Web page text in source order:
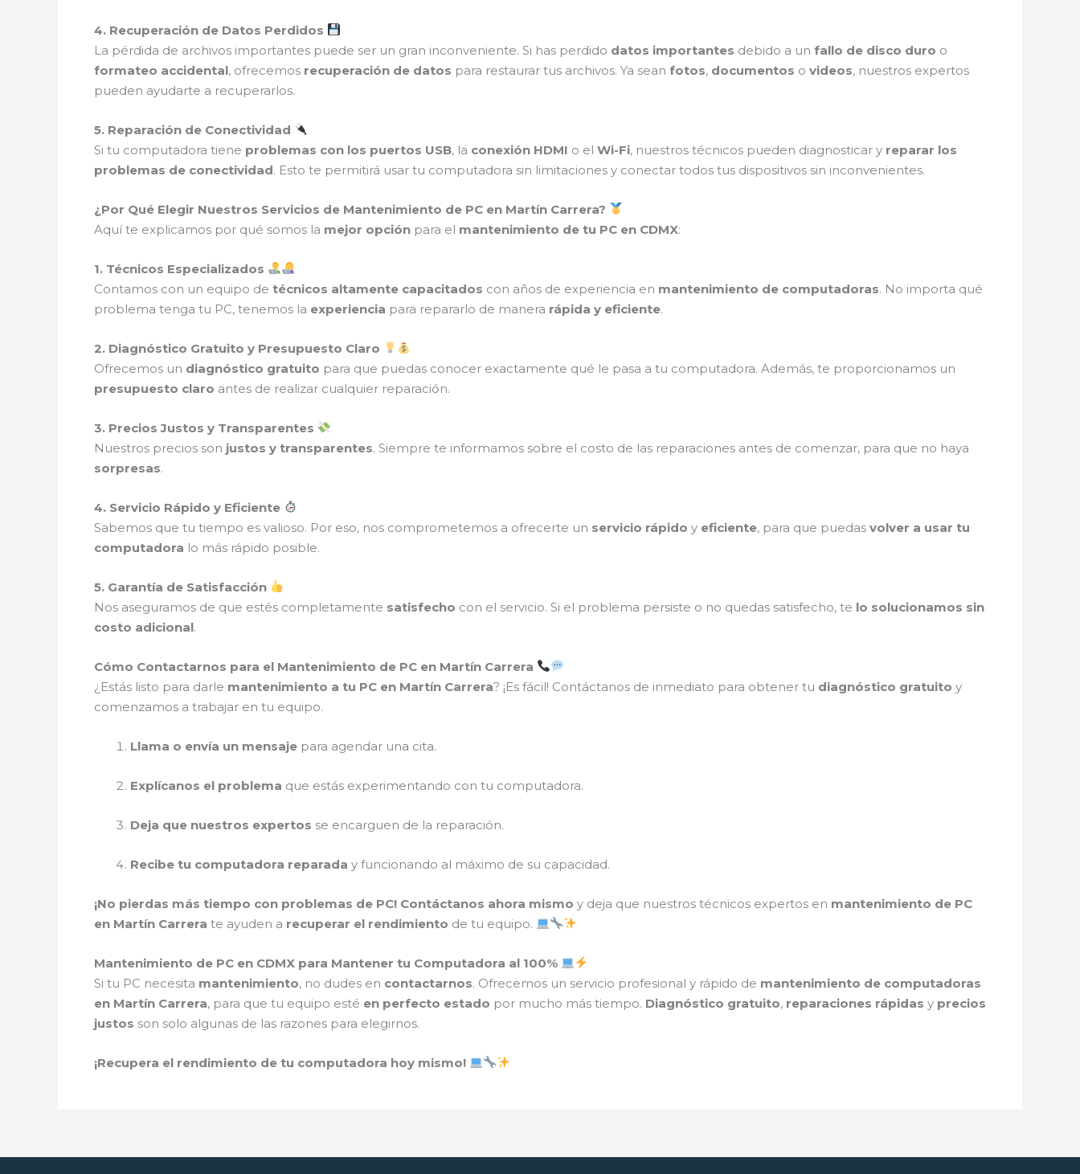
4. Recuperación de Datos Perdidos
La pérdida de archivos importantes puede ser un gran inconveniente. Si has perdido datos importantes debido a un fallo de disco duro o
formateo accidental, ofrecemos recuperación de datos para restaurar tus archivos. Ya sean fotos, documentos o videos, nuestros expertos
pueden ayudarte a recuperarlos.
5. Reparación de Conectividad
Si tu computadora tiene problemas con los puertos USB, la conexión HDMI o el Wi-Fi, nuestros técnicos pueden diagnosticar y reparar los
problemas de conectividad. Esto te permitirá usar tu computadora sin limitaciones y conectar todos tus dispositivos sin inconvenientes.
¿Por Qué Elegir Nuestros Servicios de Mantenimiento de PC en Martín Carrera?
Aquí te explicamos por qué somos la mejor opción para el mantenimiento de tu PC en CDMX:
1. Técnicos Especializados
Contamos con un equipo de técnicos altamente capacitados con años de experiencia en mantenimiento de computadoras. No importa qué
problema tenga tu PC, tenemos la experiencia para repararlo de manera rápida y eficiente.
2. Diagnóstico Gratuito y Presupuesto Claro
Ofrecemos un diagnóstico gratuito para que puedas conocer exactamente qué le pasa a tu computadora. Además, te proporcionamos un
presupuesto claro antes de realizar cualquier reparación.
3. Precios Justos y Transparentes
Nuestros precios son justos y transparentes. Siempre te informamos sobre el costo de las reparaciones antes de comenzar, para que no haya
sorpresas.
4. Servicio Rápido y Eficiente
Sabemos que tu tiempo es valioso. Por eso, nos comprometemos a ofrecerte un servicio rápido y eficiente, para que puedas volver a usar tu
computadora lo más rápido posible.
5. Garantía de Satisfacción
Nos aseguramos de que estés completamente satisfecho con el servicio. Si el problema persiste o no quedas satisfecho, te lo solucionamos sin
costo adicional.
Cómo Contactarnos para el Mantenimiento de PC en Martín Carrera
¿Estás listo para darle mantenimiento a tu PC en Martín Carrera? ¡Es fácil! Contáctanos de inmediato para obtener tu diagnóstico gratuito y
comenzamos a trabajar en tu equipo.
Llama o envía un mensaje para agendar una cita.
Explícanos el problema que estás experimentando con tu computadora.
Deja que nuestros expertos se encarguen de la reparación.
Recibe tu computadora reparada y funcionando al máximo de su capacidad.
¡No pierdas más tiempo con problemas de PC! Contáctanos ahora mismo y deja que nuestros técnicos expertos en mantenimiento de PC
en Martín Carrera te ayuden a recuperar el rendimiento de tu equipo.
Mantenimiento de PC en CDMX para Mantener tu Computadora al 100%
Si tu PC necesita mantenimiento, no dudes en contactarnos. Ofrecemos un servicio profesional y rápido de mantenimiento de computadoras
en Martín Carrera, para que tu equipo esté en perfecto estado por mucho más tiempo. Diagnóstico gratuito, reparaciones rápidas y precios
justos son solo algunas de las razones para elegirnos.
¡Recupera el rendimiento de tu computadora hoy mismo!